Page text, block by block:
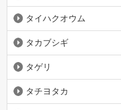
タイハクオウム
タカブシギ
タゲリ
タチヨタカ